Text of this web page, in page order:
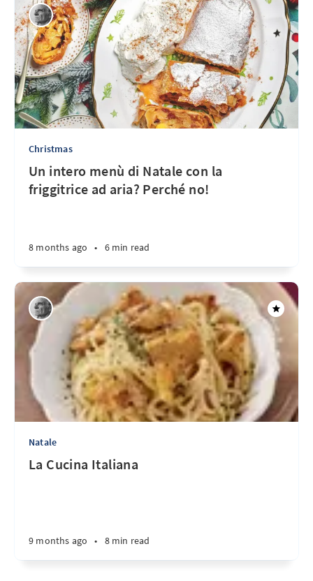
Christmas
Un intero menù di Natale con la
friggitrice ad aria? Perché no!
8 months ago • 6 min read
Natale
La Cucina Italiana
9 months ago • 8 min read